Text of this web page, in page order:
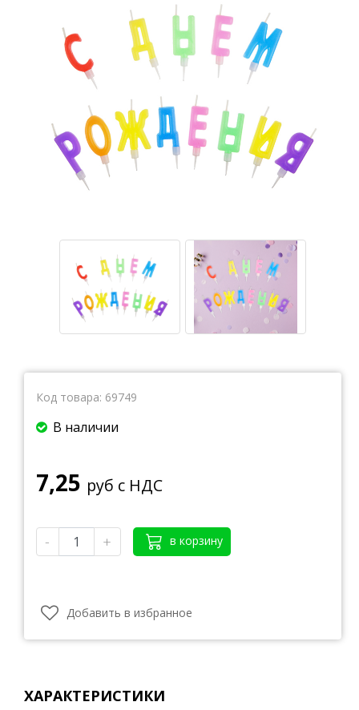
Ватманы, калька, бумага миллиметровая, форматки
Бумага для художественных и дизайнерских работ
Конверты
Бумага для факса
Грамоты, дипломы, благодарности
Канцелярские книги, книги учета
Календари
Бумага писчая, газетная, копирка
Бумага в рулоне и стопе
Код товара: 69749
В наличии
7,25 руб с НДС
- + в корзину
Добавить в избранное
ХАРАКТЕРИСТИКИ